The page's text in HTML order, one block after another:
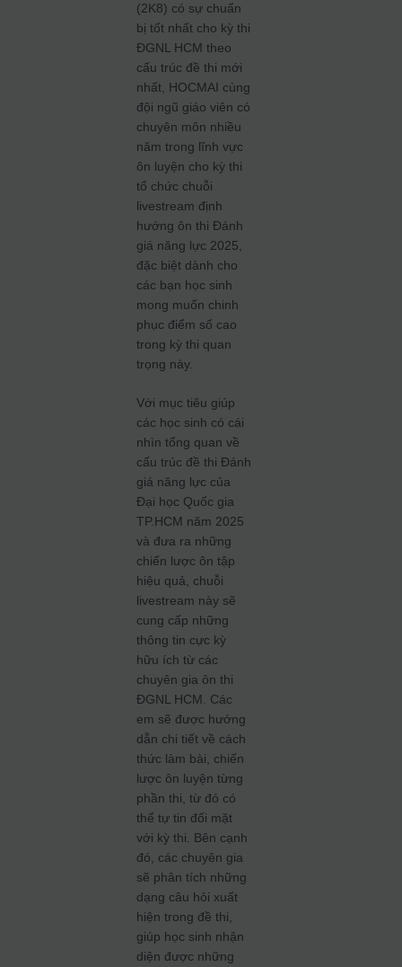
(2K8) có sự chuẩn
bị tốt nhất cho kỳ thi
ĐGNL HCM theo
cấu trúc đề thi mới
nhất, HOCMAI cùng
đội ngũ giáo viên có
chuyên môn nhiều
năm trong lĩnh vực
ôn luyện cho kỳ thi
tổ chức chuỗi
livestream định
hướng ôn thi Đánh
giá năng lực 2025,
đặc biệt dành cho
các bạn học sinh
mong muốn chinh
phục điểm số cao
trong kỳ thi quan
trọng này.
Với mục tiêu giúp
các học sinh có cái
nhìn tổng quan về
cấu trúc đề thi Đánh
giá năng lực của
Đại học Quốc gia
TP.HCM năm 2025
và đưa ra những
chiến lược ôn tập
hiệu quả, chuỗi
livestream này sẽ
cung cấp những
thông tin cực kỳ
hữu ích từ các
chuyên gia ôn thi
ĐGNL HCM. Các
em sẽ được hướng
dẫn chi tiết về cách
thức làm bài, chiến
lược ôn luyện từng
phần thi, từ đó có
thể tự tin đối mặt
với kỳ thi. Bên cạnh
đó, các chuyên gia
sẽ phân tích những
dạng câu hỏi xuất
hiện trong đề thi,
giúp học sinh nhận
diện được những